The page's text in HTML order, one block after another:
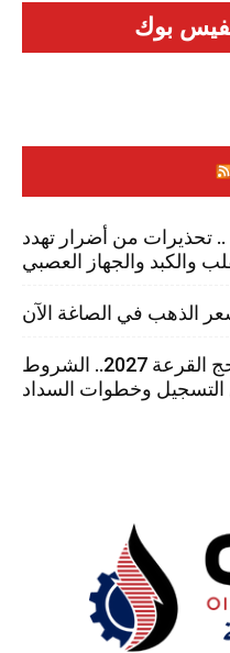
بوك
تحذيرات من أضرار تهدد
والكبد والجهاز العصبي
مواعيد التقديم ورسوم حج القرعة 2027.. الشروط
وخطوات السداد